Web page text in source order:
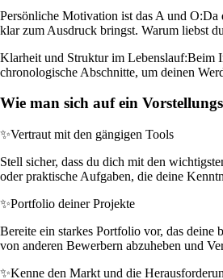
Persönliche Motivation ist das A und O:Da
klar zum Ausdruck bringst. Warum liebst
Klarheit und Struktur im Lebenslauf:Beim
chronologische Abschnitte, um deinen
Wie man sich auf ein
✨Vertraut mit den gängigen Tools
Stell sicher, dass du dich mit den
oder praktische Aufgaben, die deine
✨Portfolio deiner Projekte
Bereite ein starkes Portfolio vor, das
von anderen Bewerbern abzuheben und
✨Kenne den Markt und die